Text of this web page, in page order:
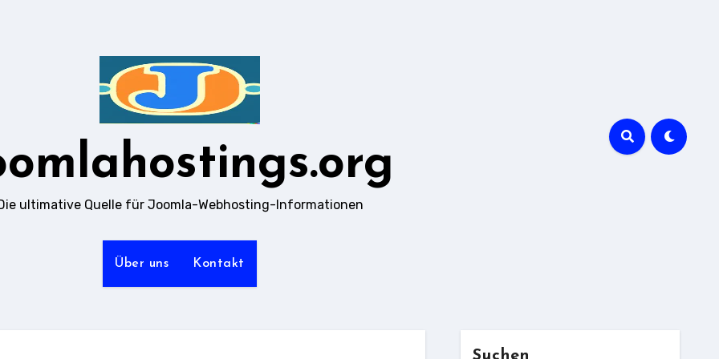
ultimative Quelle für Joomla-Webhosting-Informationen
Über uns Kontakt
Suchen